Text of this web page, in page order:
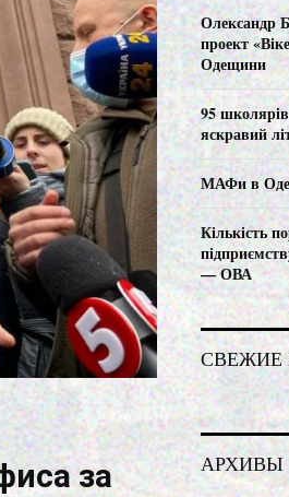
за
Олександр
проект
Одещини
95
яскравий
МАФи в
Кількість
— ОВА
СВЕЖИЕ
АРХИВЫ